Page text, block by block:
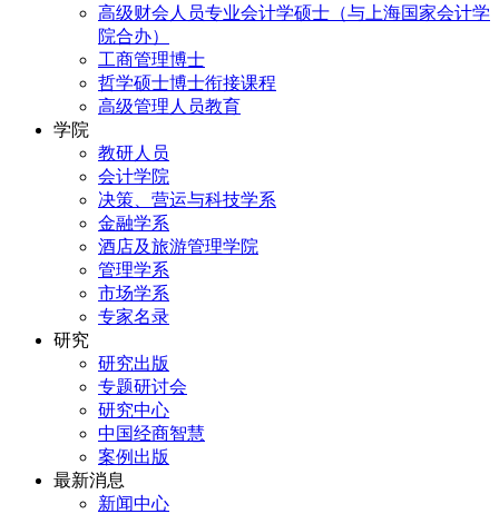
高级财会人员专业会计学硕士（与上海国家会计学
院合办）
工商管理博士
哲学硕士博士衔接课程
高级管理人员教育
学院
教研人员
会计学院
决策、营运与科技学系
金融学系
酒店及旅游管理学院
管理学系
市场学系
专家名录
研究
研究出版
专题研讨会
研究中心
中国经商智慧
案例出版
最新消息
新闻中心